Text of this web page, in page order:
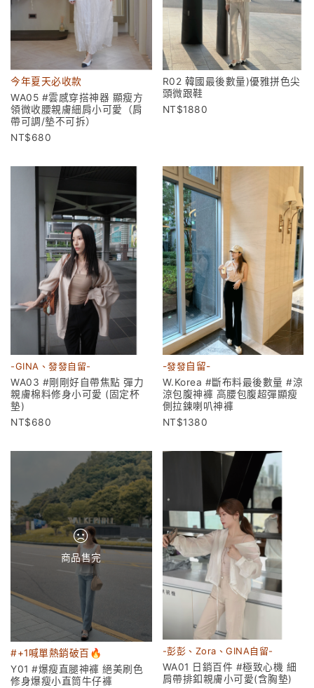
今年夏天必收款
WA05 #雲感穿搭神器 顯瘦方
領微收腰親膚細肩小可愛（肩
帶可調/墊不可拆）
680
R02 韓國最後數量)優雅拼色尖
頭微跟鞋
1880
-GINA、發發自留-
WA03 #剛剛好自帶焦點 彈力
親膚棉料修身小可愛 (固定杯
墊)
680
-發發自留-
W.Korea #斷布料最後數量 #涼
涼包腹神褲 高腰包腹超彈顯瘦
側拉鍊喇叭神褲
1380
商品售完
#+1喊單熱銷破百🔥
Y01 #爆瘦直腿神褲 絕美刷色
修身爆瘦小直筒牛仔褲
-彭彭、Zora、GINA自留-
WA01 日銷百件 #極致心機 細
肩帶排釦親膚小可愛(含胸墊)